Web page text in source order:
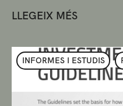
LLEGEIX MÉS
INFORMES I ESTUDIS